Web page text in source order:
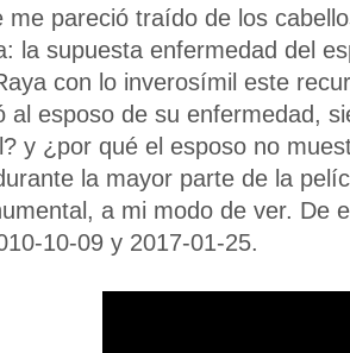
me pareció traído de los
la supuesta enfermedad del
con lo inverosímil este
al esposo de su enfermedad,
y ¿por qué el esposo no
la mayor parte de la
a mi modo de ver. De
10-09 y 2017-01-25.